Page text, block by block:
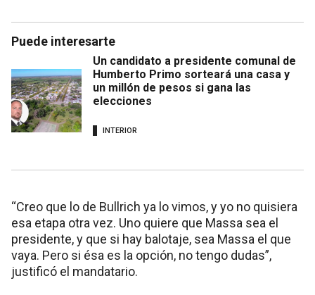
Puede interesarte
Un candidato a presidente comunal de
Humberto Primo sorteará una casa y
un millón de pesos si gana las
elecciones
INTERIOR
“Creo que lo de Bullrich ya lo vimos, y yo no quisiera
esa etapa otra vez. Uno quiere que Massa sea el
presidente, y que si hay balotaje, sea Massa el que
vaya. Pero si ésa es la opción, no tengo dudas”,
justificó el mandatario.